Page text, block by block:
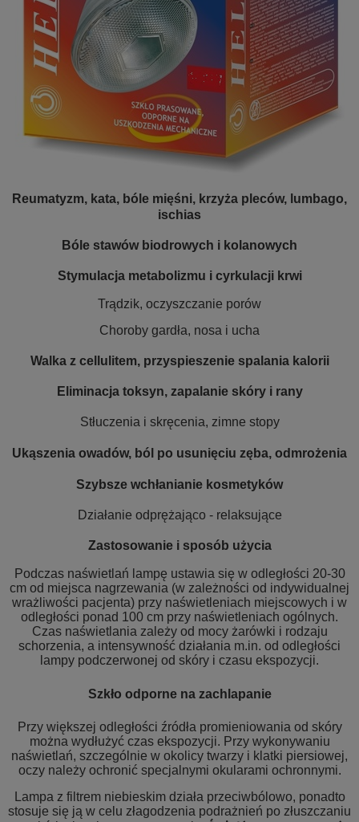
Reumatyzm, kata, bóle mięśni, krzyża pleców, lumbago,
ischias
Bóle stawów biodrowych i kolanowych
Stymulacja metabolizmu i cyrkulacji krwi
Trądzik, oczyszczanie porów
Choroby gardła, nosa i ucha
Walka z cellulitem, przyspieszenie spalania kalorii
Eliminacja toksyn, zapalanie skóry i rany
Stłuczenia i skręcenia, zimne stopy
Ukąszenia owadów, ból po usunięciu zęba, odmrożenia
Szybsze wchłanianie kosmetyków
Działanie odprężająco - relaksujące
Zastosowanie i sposób użycia
Podczas naświetlań lampę ustawia się w odległości 20-30
cm od miejsca nagrzewania (w zależności od indywidualnej
wrażliwości pacjenta) przy naświetleniach miejscowych i w
odległości ponad 100 cm przy naświetleniach ogólnych.
Czas naświetlania zależy od mocy żarówki i rodzaju
schorzenia, a intensywność działania m.in. od odległości
lampy podczerwonej od skóry i czasu ekspozycji.
Szkło odporne na zachlapanie
Przy większej odległości źródła promieniowania od skóry
można wydłużyć czas ekspozycji. Przy wykonywaniu
naświetlań, szczególnie w okolicy twarzy i klatki piersiowej,
oczy należy ochronić specjalnymi okularami ochronnymi.
Lampa z filtrem niebieskim działa przeciwbólowo, ponadto
stosuje się ją w celu złagodzenia podrażnień po złuszczaniu